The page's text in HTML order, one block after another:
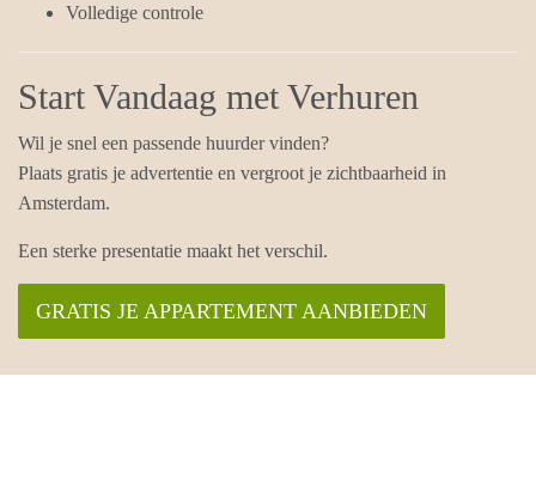
Volledige controle
Start Vandaag met Verhuren
Wil je snel een passende huurder vinden?
Plaats gratis je advertentie en vergroot je zichtbaarheid in
Amsterdam.
Een sterke presentatie maakt het verschil.
GRATIS JE APPARTEMENT AANBIEDEN